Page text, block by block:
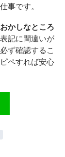
事です。
かしなところ
記に間違いが
ず確認するこ
ペすれば安心